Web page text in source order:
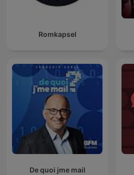
Romkapsel
De quoi jme mail